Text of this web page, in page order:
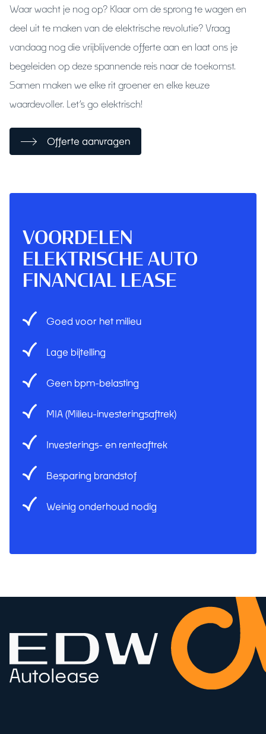
Waar wacht je nog op? Klaar om de sprong te wagen en
deel uit te maken van de elektrische revolutie? Vraag
vandaag nog die vrijblijvende offerte aan en laat ons je
begeleiden op deze spannende reis naar de toekomst.
Samen maken we elke rit groener en elke keuze
waardevoller. Let’s go elektrisch!
Offerte aanvragen
VOORDELEN
ELEKTRISCHE AUTO
FINANCIAL LEASE
Goed voor het milieu
Lage bijtelling
Geen bpm-belasting
MIA (Milieu-investeringsaftrek)
Investerings- en renteaftrek
Besparing brandstof
Weinig onderhoud nodig